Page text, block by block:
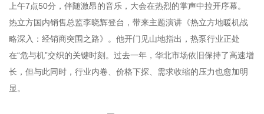
上午7点50分，伴随激昂的音乐，大会在热烈的掌声中拉开序幕。
热立方国内销售总监李晓辉登台，带来主题演讲《热立方地暖机战
略深入：经销商突围之路》。他开门见山地指出，热泵行业正处
在“危与机”交织的关键时刻。过去一年，华北市场依旧保持了高速增
长，但与此同时，行业内卷、价格下探、需求收缩的压力也愈加明
显。